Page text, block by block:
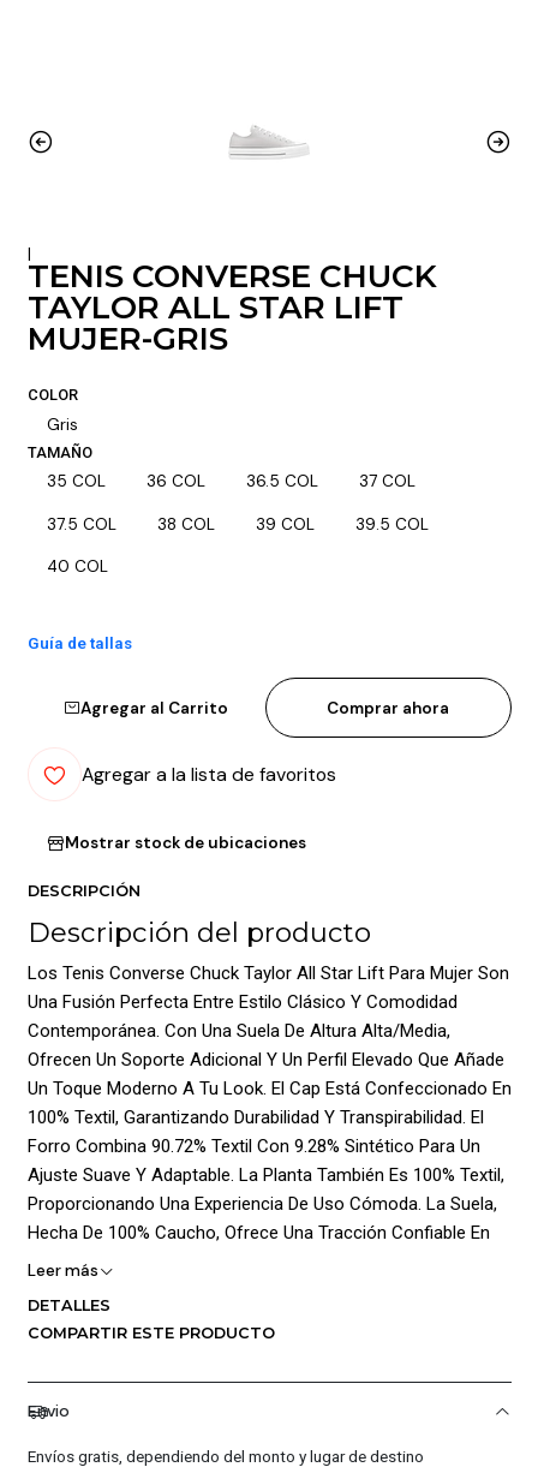
|
TENIS CONVERSE CHUCK
TAYLOR ALL STAR LIFT
MUJER-GRIS
COLOR
Gris
TAMAÑO
35 COL 36 COL 36.5 COL 37 COL
37.5 COL 38 COL 39 COL 39.5 COL
40 COL
Guía de tallas
Agregar al Carrito Comprar ahora
Agregar a la lista de favoritos
Mostrar stock de ubicaciones
DESCRIPCIÓN
Descripción del producto
Los Tenis Converse Chuck Taylor All Star Lift Para Mujer Son
Una Fusión Perfecta Entre Estilo Clásico Y Comodidad
Contemporánea. Con Una Suela De Altura Alta/Media,
Ofrecen Un Soporte Adicional Y Un Perfil Elevado Que Añade
Un Toque Moderno A Tu Look. El Cap Está Confeccionado En
100% Textil, Garantizando Durabilidad Y Transpirabilidad. El
Forro Combina 90.72% Textil Con 9.28% Sintético Para Un
Ajuste Suave Y Adaptable. La Planta También Es 100% Textil,
Proporcionando Una Experiencia De Uso Cómoda. La Suela,
Hecha De 100% Caucho, Ofrece Una Tracción Confiable En
Diversas Superficies. En Un Elegante Color Gris, Estos Tenis
Perfectamente A Tus Necesidades. Ideales Para Quienes
Buscan Un Equilibrio Entre Moda Y Funcionalidad En Su
Leer más
DETALLES
COMPARTIR ESTE PRODUCTO
Envio
Envíos gratis, dependiendo del monto y lugar de destino